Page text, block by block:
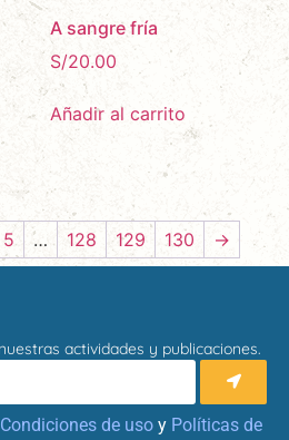
A sangre fría
S/20.00
Añadir al carrito
5 … 128 129 130 →
actividades y publicaciones.
Condiciones de uso y Políticas de